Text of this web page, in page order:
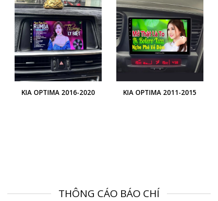
KIA OPTIMA 2016-2020 KIA OPTIMA 2011-2015
THÔNG CÁO BÁO CHÍ